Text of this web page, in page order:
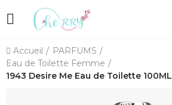
Accueil
PARFUMS
Eau de Toilette Femme
1943 Desire Me Eau de Toilette 100ML